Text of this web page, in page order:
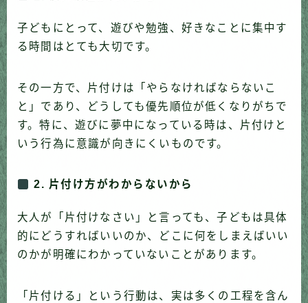
子どもにとって、遊びや勉強、好きなことに集中す
る時間はとても大切です。
その一方で、片付けは「やらなければならないこ
と」であり、どうしても優先順位が低くなりがちで
す。特に、遊びに夢中になっている時は、片付けと
いう行為に意識が向きにくいものです。
2. 片付け方がわからないから
大人が「片付けなさい」と言っても、子どもは具体
的にどうすればいいのか、どこに何をしまえばいい
のかが明確にわかっていないことがあります。
「片付ける」という行動は、実は多くの工程を含ん